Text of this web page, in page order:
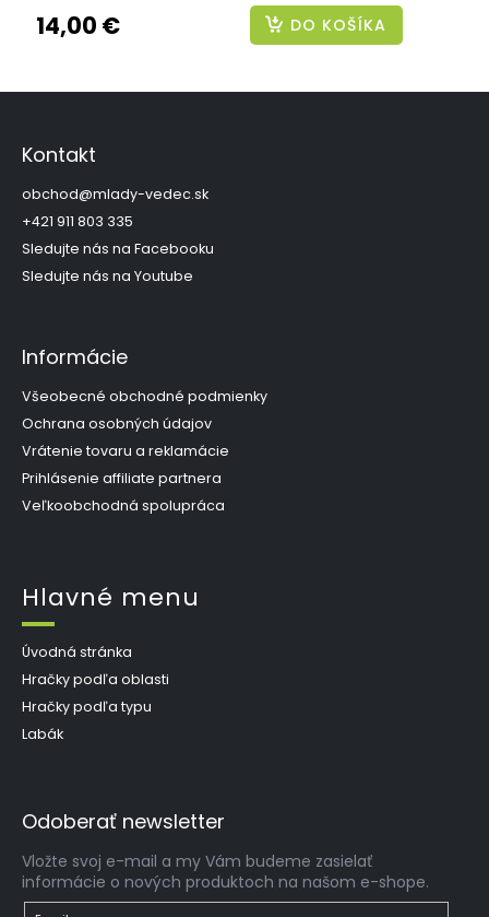
14,00 € DO KOŠÍKA
Z
Kontakt
obchod@mlady-vedec.sk
+421 911 803 335
Sledujte nás na Facebooku
Sledujte nás na Youtube
Informácie
Všeobecné obchodné podmienky
Ochrana osobných údajov
Vrátenie tovaru a reklamácie
Prihlásenie affiliate partnera
Veľkoobchodná spolupráca
Hlavné menu
Úvodná stránka
Hračky podľa oblasti
Hračky podľa typu
Labák
Odoberať newsletter
Vložte svoj e-mail a my Vám budeme zasielať
informácie o nových produktoch na našom e-shope.